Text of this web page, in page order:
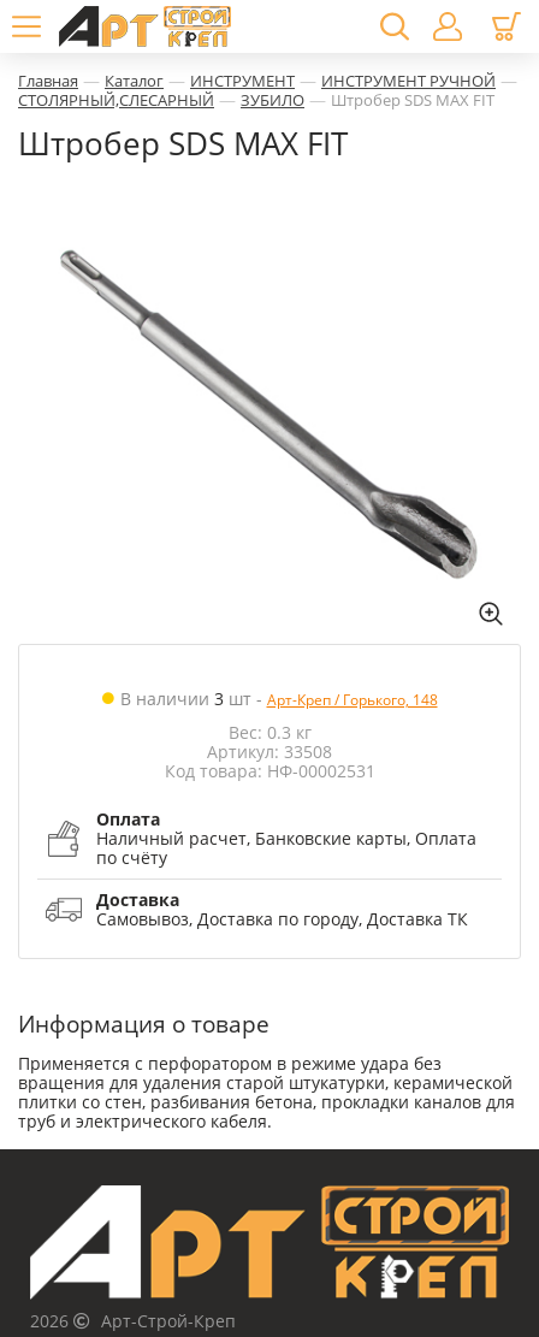
Главная — Каталог — ИНСТРУМЕНТ — ИНСТРУМЕНТ РУЧНОЙ —
СТОЛЯРНЫЙ,СЛЕСАРНЫЙ — ЗУБИЛО — Штробер SDS MAX FIT
Штробер SDS MAX FIT
В наличии 3шт- Арт-Креп / Горького, 148
Вес: 0.3 кг
Артикул: 33508
Код товара: НФ-00002531
Оплата
Наличный расчет, Банковские карты, Оплата
по счёту
Доставка
Самовывоз, Доставка по городу, Доставка ТК
Информация о товаре
Применяется с перфоратором в режиме удара без
вращения для удаления старой штукатурки, керамической
плитки со стен, разбивания бетона, прокладки каналов для
труб и электрического кабеля.
2026
Арт-Строй-Креп